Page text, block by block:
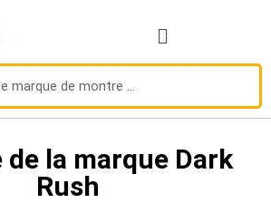
la marque Dark
Rush